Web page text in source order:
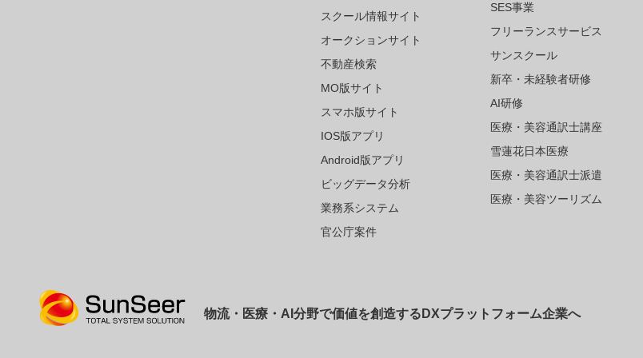
スクール情報サイト
オークションサイト
不動産検索
MO版サイト
スマホ版サイト
IOS版アプリ
Android版アプリ
ビッグデータ分析
業務系システム
官公庁案件
SES事業
フリーランスサービス
サンスクール
新卒・未経験者研修
AI研修
医療・美容通訳士講座
雪蓮花日本医療
医療・美容通訳士派遣
医療・美容ツーリズム
物流・医療・AI分野で価値を創造するDXプラットフォーム企業へ